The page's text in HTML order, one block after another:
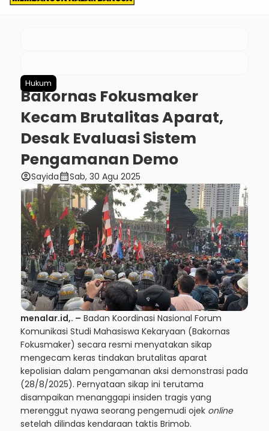
Hukum
Bakornas Fokusmaker
Kecam Brutalitas Aparat,
Desak Evaluasi Sistem
Pengamanan Demo
account_circleSayidacalendar_monthSab, 30 Agu 2025
menalar.id,. – Badan Koordinasi Nasional Forum
Komunikasi Studi Mahasiswa Kekaryaan (Bakornas
Fokusmaker) secara resmi menyatakan sikap
mengecam keras tindakan brutalitas aparat
kepolisian dalam pengamanan aksi demonstrasi pada
(28/8/2025). Pernyataan sikap ini terutama
disampaikan menanggapi insiden tragis yang
merenggut nyawa seorang pengemudi ojek online
setelah dilindas kendaraan taktis Brimob.